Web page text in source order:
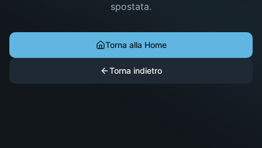
spostata.
Torna alla Home
Torna indietro